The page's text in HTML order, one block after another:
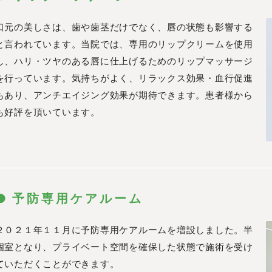
元の美しさは、歯や歯茎だけでなく、唇の状態も影響する
言われています。当院では、専用のリップクリームを使用
、ハリ・ツヤのある唇に仕上げるためのリップマッサージ
行っています。気持ちがよく、リラックス効果・血行促進
あり、アンチエイジング効果が期待できます。患者様から
好評を頂いています。
予防専用ケアルーム
０２１年１１月に予防専用ケアルームを増設しました。半
室となり、プライベート空間を確保した状態で施術を受け
いただくことができます。